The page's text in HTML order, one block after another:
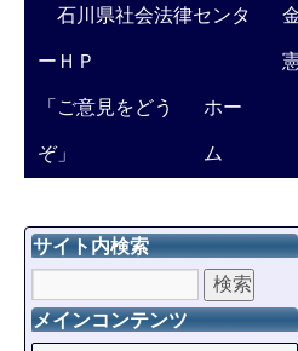
石川県社会法律センタ
ーＨＰ
「ご意見をどう
ぞ」
ホー
ム
サイト内検索
メインコンテンツ